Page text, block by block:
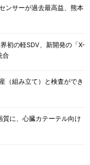
ンサーが過去最高益、熊本
初の軽SDV、新開発の「X-
合
（組み立て）と検査ができ
質に、心臓カテーテル向け